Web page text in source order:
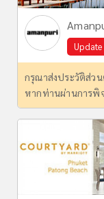
Update
กรุณาส่งประวัติส่ว
หากท่านผ่านการพิ